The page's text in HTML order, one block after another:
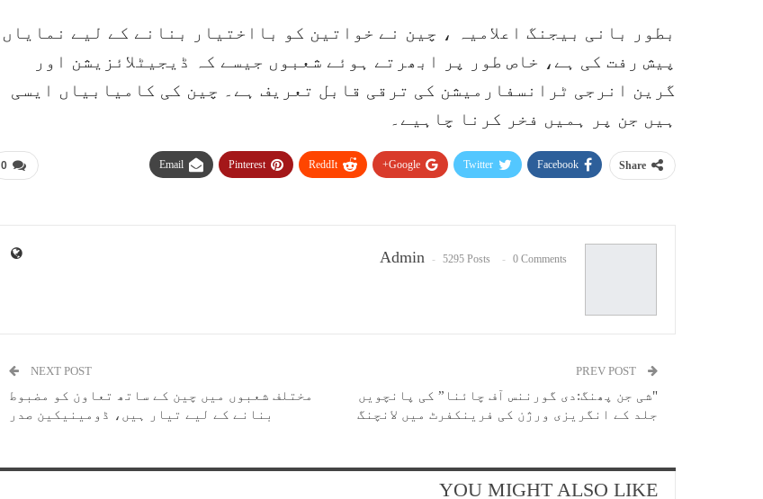
بطور بانی بیجنگ اعلامیہ ، چین نے خواتین کو بااختیار بنانے کے لیے نمایاں
پیش رفت کی ہے، خاص طور پر ابھرتے ہوئے شعبوں جیسے کہ ڈیجیٹلائزیشن اور
گرین انرجی ٹرانسفارمیشن کی ترقی قابل تعریف ہے۔ چین کی کامیابیاں ایسی
ہیں جن پر ہمیں فخر کرنا چاہیے۔
0 Share
Facebook
Twitter
Google+
ReddIt
Pinterest
Email
Admin 5295 Posts 0 Comments
"شی جن پھنگ:دی گورننس آف چائنا” کی پانچویں
جلد کے انگریزی ورژن کی فرینکفرٹ میں لانچنگ
NEXT POST
مختلف شعبوں میں چین کے ساتھ تعاون کو مضبوط
بنانے کے لیے تیار ہیں، ڈومینیکین صدر
YOU MIGHT ALSO LIKE